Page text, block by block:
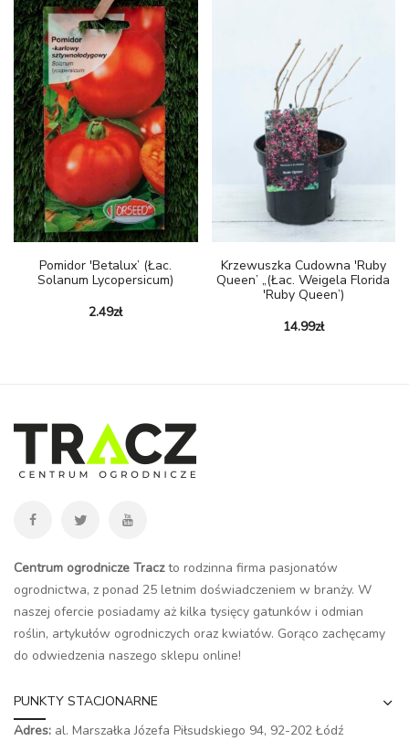
Pomidor 'Betalux’ (łac.
Solanum Lycopersicum)
2.49zł
Krzewuszka Cudowna 'Ruby
Queen’ „(łac. Weigela Florida
'Ruby Queen’)
14.99zł
Centrum ogrodnicze Traczto rodzinna firma pasjonatów
ogrodnictwa, z ponad 25 letnim doświadczeniem w branży. W
naszej ofercie posiadamy aż kilka tysięcy gatunków i odmian
roślin, artykułów ogrodniczych oraz kwiatów. Gorąco zachęcamy
do odwiedzenia naszego sklepu online!
PUNKTY STACJONARNE
Adres: al. Marszałka Józefa Piłsudskiego 94, 92-202 Łódź